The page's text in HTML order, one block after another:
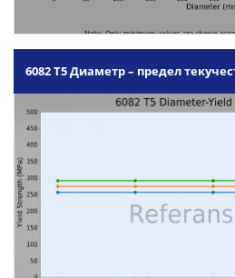
6082 T5 Диаметр – предел